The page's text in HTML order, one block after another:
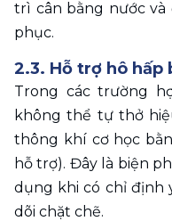
trì cân bằng nước và
phục.
2.3. Hỗ trợ hô hấp
Trong các trường
không thể tự thở
thông khí cơ học
hỗ trợ). Đây là biện
dụng khi có chỉ định
dõi chặt chẽ.